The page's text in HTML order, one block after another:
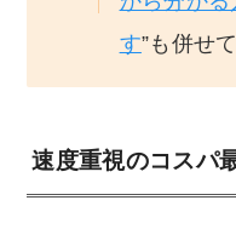
す”も併せ
速度重視のコスパ